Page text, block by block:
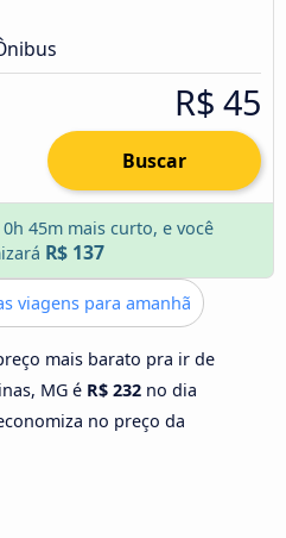
R$ 45
Buscar
45m mais curto, e você
R$ 137
viagens para amanhã
mais barato pra ir de
MG é R$ 232 no dia
no preço da